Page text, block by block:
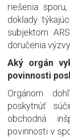
riešenia
doklady
subjektom
doručenia
Aký orgán
povinnosti
Orgánom
poskytnúť
obchodná
povinnosti v